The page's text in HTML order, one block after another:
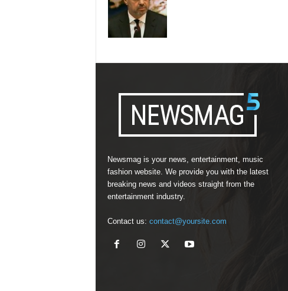
Newsmag is your news, entertainment, music
fashion website. We provide you with the latest
breaking news and videos straight from the
entertainment industry.
Contact us: contact@yoursite.com